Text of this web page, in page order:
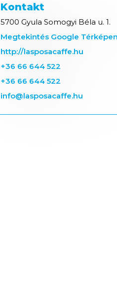
Kontakt
5700 Gyula Somogyi Béla u. 1.
Megtekintés Google Térképen
http://lasposacaffe.hu
+36 66 644 522
+36 66 644 522
info@lasposacaffe.hu